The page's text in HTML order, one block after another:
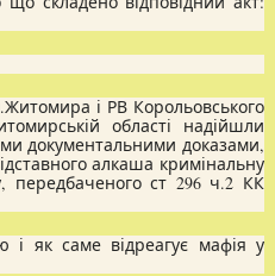
і РВ Корольовського
області надійшли
документальними доказами,
алкаша кримінальну
передбаченого ст 296 ч.2 КК
як саме відреагує мафія у